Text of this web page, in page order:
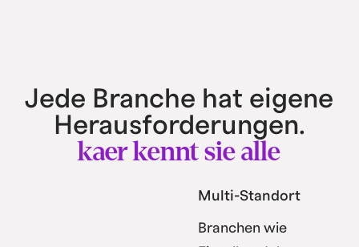
Jede Branche hat eigene
Herausforderungen.
kaer kennt sie alle
Multi-Standort
Branchen wie